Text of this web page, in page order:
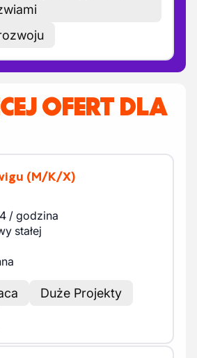
OFERT DLA
(M/K/X)
/ godzina
stałej
Duże Projekty